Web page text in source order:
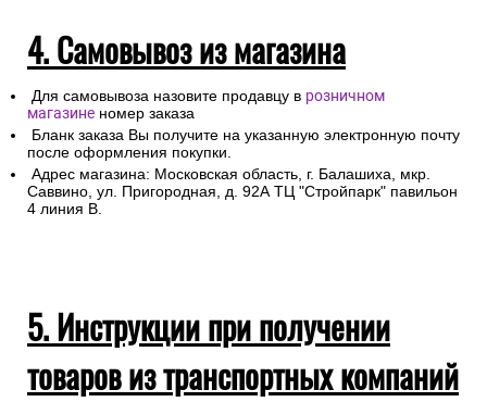
4. Самовывоз из магазина
Для самовывоза назовите продавцу в розничном
магазине номер заказа
Бланк заказа Вы получите на указанную электронную почту
после оформления покупки.
Адрес магазина: Московская область, г. Балашиха, мкр.
Саввино, ул. Пригородная, д. 92А ТЦ "Стройпарк" павильон
4 линия В.
5. Инструкции при получении
товаров из транспортных компаний